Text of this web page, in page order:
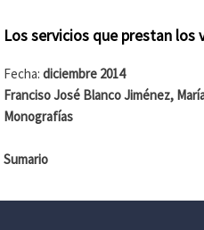
Los servicios que prestan los
Fecha: diciembre 2014
Franciso José Blanco Jiménez,
Monografías
Sumario